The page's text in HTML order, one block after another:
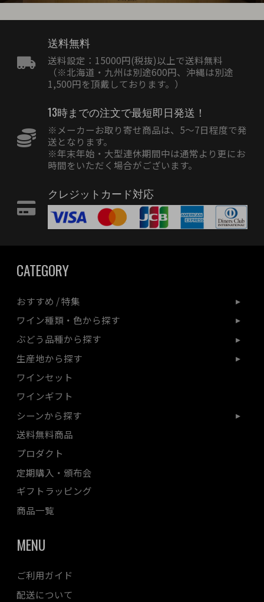
送料無料
送料設定：15000円(税抜)以上で送料無料
（※北海道・九州は別途600円、沖縄は別途
1,500円を頂戴しております。）
13時までの注文で最短即日発送！
※メーカーお取り寄せ商品は、5〜7日程度で発
送となります。
※年末年始・大型連休期間中は通常より更にお
時間をいただく場合がございます。
クレジットカード対応
CATEGORY
おすすめ / 特集
ワイン種類・色から探す
ぶどう品種から探す
生産地から探す
ワインセット
ワインギフト
シーンから探す
送料無料商品
プロダクト
定期購入・頒布会
ギフトラッピング
商品一覧
MENU
ご利用ガイド
配送について